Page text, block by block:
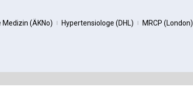
Medizin (ÄKNo) | Hypertensiologe (DHL) | MRCP (London)